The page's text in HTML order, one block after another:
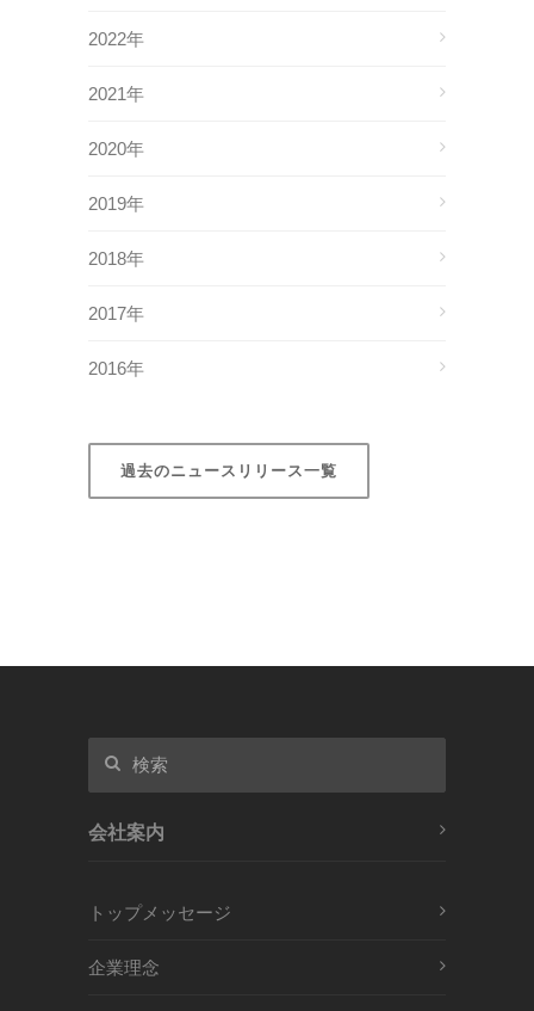
2022年
2021年
2020年
2019年
2018年
2017年
2016年
過去のニュースリリース一覧
会社案内
トップメッセージ
企業理念